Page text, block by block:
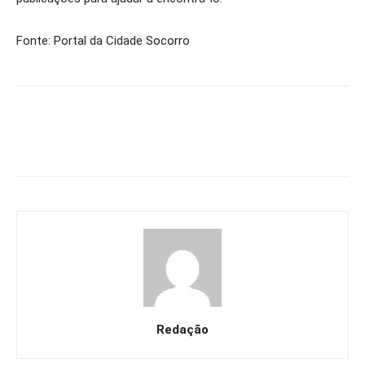
Fonte: Portal da Cidade Socorro
Redação